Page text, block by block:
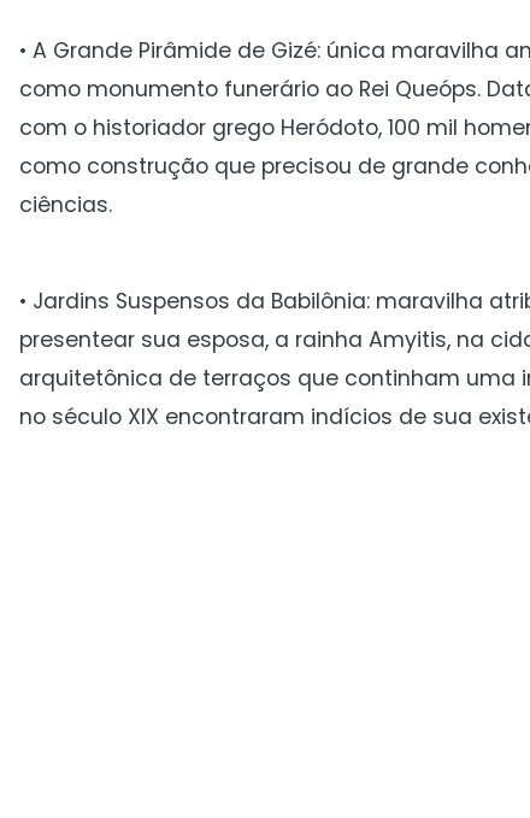
• A Grande Pirâmide de Gizé: única maravilha
como monumento funerário ao Rei Queóps.
com o historiador grego Heródoto, 100 mil
como construção que precisou de grande
ciências.
• Jardins Suspensos da Babilônia: maravilha
presentear sua esposa, a rainha Amyitis, na
arquitetônica de terraços que continham uma
no século XIX encontraram indícios de sua